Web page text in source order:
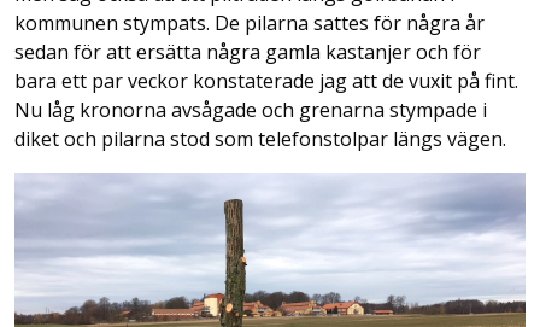
kommunen stympats. De pilarna sattes för några år
sedan för att ersätta några gamla kastanjer och för
bara ett par veckor konstaterade jag att de vuxit på fint.
Nu låg kronorna avsågade och grenarna stympade i
diket och pilarna stod som telefonstolpar längs vägen.